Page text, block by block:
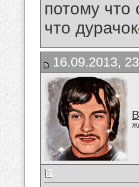
потому что
что дурачок
16.09.2013,